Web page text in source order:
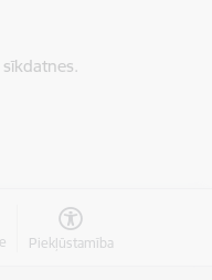
Piekļūstamība